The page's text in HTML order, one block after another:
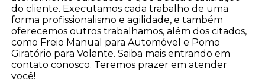
do cliente. Executamos cada trabalho de uma
forma profissionalismo e agilidade, e também
oferecemos outros trabalhamos, além dos citados,
como Freio Manual para Automóvel e Pomo
Giratório para Volante. Saiba mais entrando em
contato conosco. Teremos prazer em atender
você!